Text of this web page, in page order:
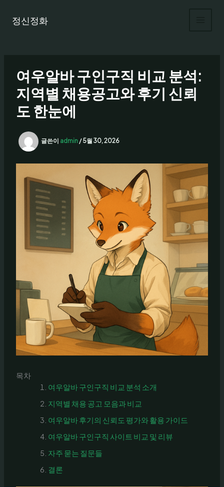
정신정화
여우알바 구인구직 비교 분석:
지역별 채용공고와 후기 신뢰
도 한눈에
글쓴이 admin/5월 30, 2026
목차
여우알바 구인구직 비교 분석 소개
지역별 채용 공고 모음과 비교
여우알바 후기의 신뢰도 평가와 활용 가이드
여우알바 구인구직 사이트 비교 및 리뷰
자주 묻는 질문들
결론